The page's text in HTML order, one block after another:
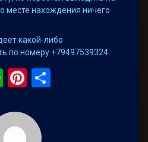
месте нахождения ничего
какой-либо
по номеру +79497539324.
WhatsApp
Pinterest